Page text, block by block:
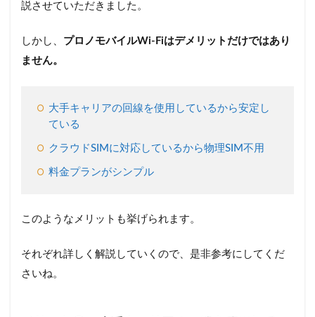
説させていただきました。
しかし、 プロノモバイルWi-Fiはデメリットだけではあり
ません。
大手キャリアの回線を使用しているから安定し
ている
クラウドSIMに対応しているから物理SIM不用
料金プランがシンプル
このようなメリットも挙げられます。
それぞれ詳しく解説していくので、是非参考にしてくだ
さいね。